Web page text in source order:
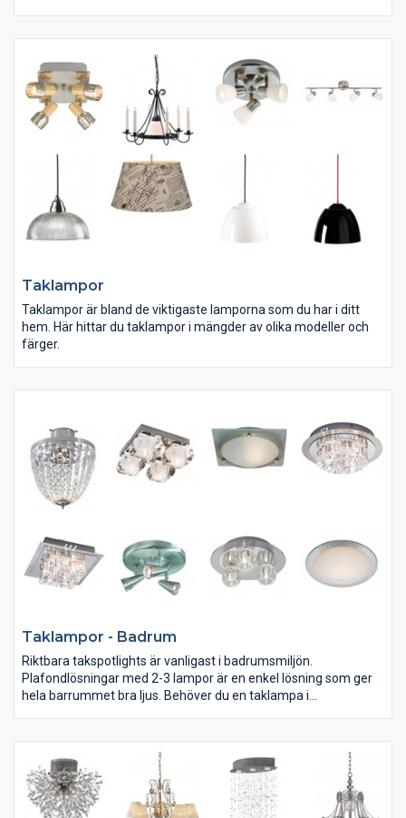
Taklampor
Taklampor är bland de viktigaste lamporna som du har i ditt
hem. Här hittar du taklampor i mängder av olika modeller och
färger.
Taklampor - Badrum
Riktbara takspotlights är vanligast i badrumsmiljön.
Plafondlösningar med 2-3 lampor är en enkel lösning som ger
hela barrummet bra ljus. Behöver du en taklampa i